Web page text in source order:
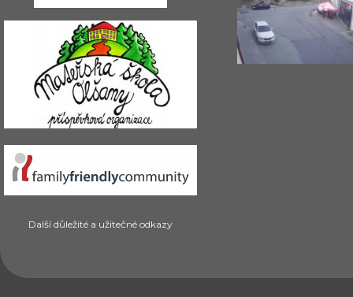
Další důležité a užitečné odkazy